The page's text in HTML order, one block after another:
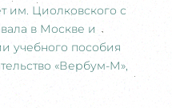
им. Циолковского с
в Москве и
учебного пособия
«Вербум-М»,